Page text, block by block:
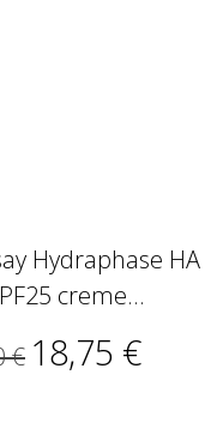
Hydraphase HA
creme...
€ 18,75 €